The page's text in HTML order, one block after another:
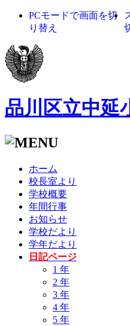
PCモードで画面を切
り替え
品川区立中延
ホーム
校長室より
学校概要
年間行事
お知らせ
学校だより
学年だより
日記ページ
1 年
2 年
3 年
4 年
5 年